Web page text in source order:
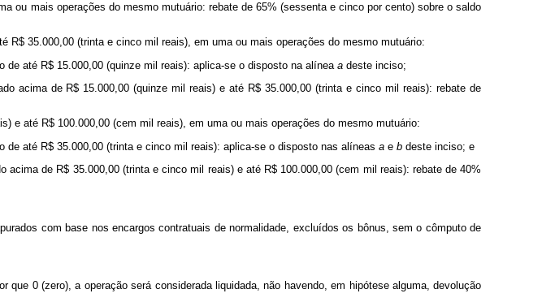
ou mais operações do mesmo mutuário: rebate de 65% (sessenta e cinco por cento) sobre o saldo
R$ 35.000,00 (trinta e cinco mil reais), em uma ou mais operações do mesmo mutuário:
de até R$ 15.000,00 (quinze mil reais): aplica-se o disposto na alínea a deste inciso;
acima de R$ 15.000,00 (quinze mil reais) e até R$ 35.000,00 (trinta e cinco mil reais): rebate de
e até R$ 100.000,00 (cem mil reais), em uma ou mais operações do mesmo mutuário:
de até R$ 35.000,00 (trinta e cinco mil reais): aplica-se o disposto nas alíneas a e b deste inciso; e
de R$ 35.000,00 (trinta e cinco mil reais) e até R$ 100.000,00 (cem mil reais): rebate de 40%
com base nos encargos contratuais de normalidade, excluídos os bônus, sem o cômputo de
0 (zero), a operação será considerada liquidada, não havendo, em hipótese alguma, devolução